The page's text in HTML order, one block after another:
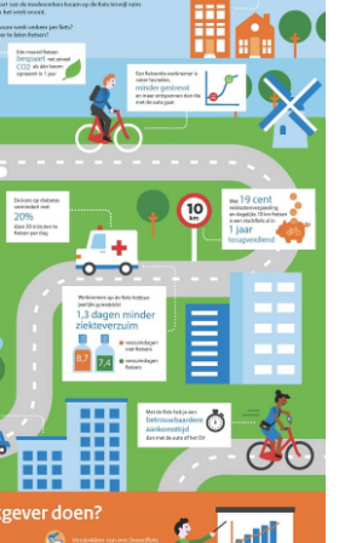
Daarom willen we 200.000
op de fiets. Door extra stallingen,
prikkels voor werknemers.
pakken we deze
www.defietsambassadeurs.nl.